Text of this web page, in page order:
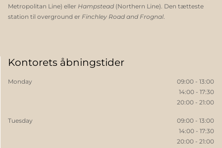
Metropolitan Line) eller Hampstead (Northern Line). Den tætteste
station til overground er Finchley Road and Frognal.
Kontorets åbningstider
Monday
09:00 - 13:00
14:00 - 17:30
20:00 - 21:00
Tuesday
09:00 - 13:00
14:00 - 17:30
20:00 - 21:00